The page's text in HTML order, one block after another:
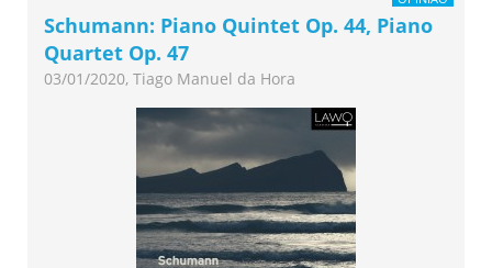
Schumann: Piano Quintet Op. 44, Piano
Quartet Op. 47
03/01/2020, Tiago Manuel da Hora